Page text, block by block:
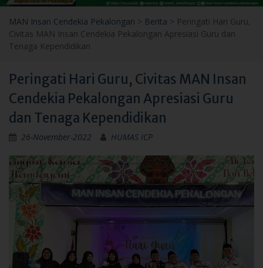
Civitas MAN Insan Cendekia Pekalongan Apresiasi Guru dan
Tenaga Kependidikan
Peringati Hari Guru, Civitas MAN Insan
Cendekia Pekalongan Apresiasi Guru
dan Tenaga Kependidikan
26-November-2022